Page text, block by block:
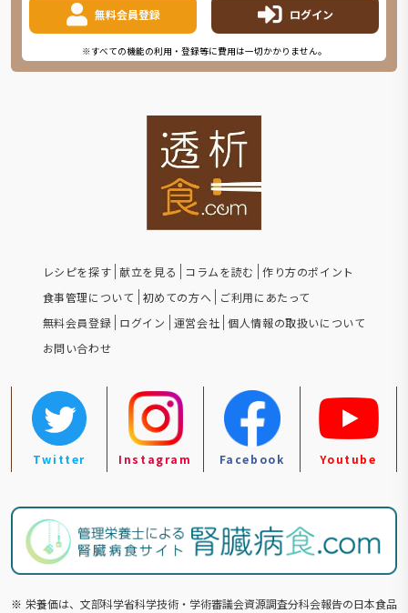
無料会員登録 ログイン
※すべての機能の利用・登録等に費用は一切かかりません。
レシピを探す 献立を見る コラムを読む
作り方のポイント
食事管理について
初めての方へ
ご利用にあたって
無料会員登録 ログイン 運営会社 個人情報の取扱いについて
お問い合わせ
Twitter Instagram Facebook Youtube
※ 栄養価は、文部科学省科学技術・学術審議会資源調査分科会報告の⽇本食品